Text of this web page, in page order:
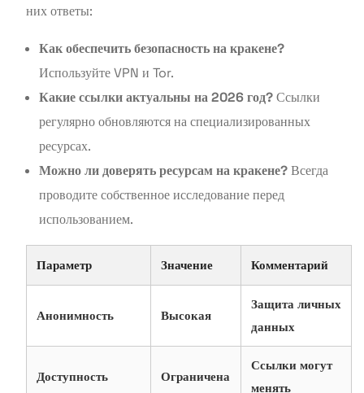
них ответы:
Как обеспечить безопасность на кракене?
Используйте VPN и Tor.
Какие ссылки актуальны на 2026 год?Ссылки
регулярно обновляются на специализированных
ресурсах.
Можно ли доверять ресурсам на кракене?Всегда
проводите собственное исследование перед
использованием.
Параметр Значение Комментарий
Анонимность Высокая
Защита личных
данных
Доступность Ограничена
Ссылки могут
менять